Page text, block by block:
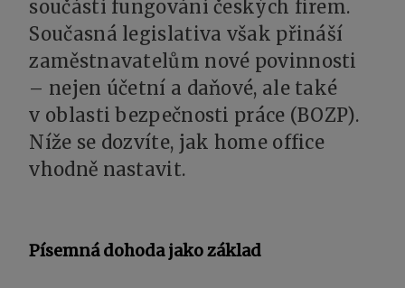
součástí fungování českých firem.
Současná legislativa však přináší
zaměstnavatelům nové povinnosti
– nejen účetní a daňové, ale také
v oblasti bezpečnosti práce (BOZP).
Níže se dozvíte, jak home office
vhodně nastavit.
Písemná dohoda jako základ